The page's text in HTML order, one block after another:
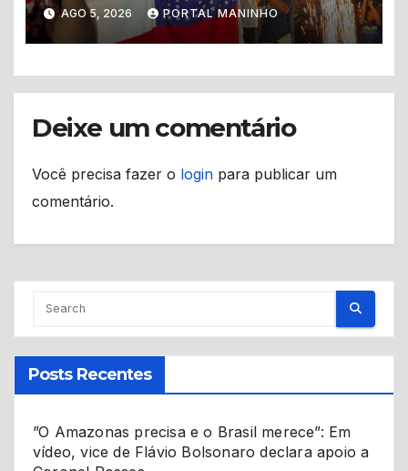
AGO 5, 2026 PORTAL MANINHO
Deixe um comentário
Você precisa fazer o login para publicar um
comentário.
Posts Recentes
”O Amazonas precisa e o Brasil merece”: Em
vídeo, vice de Flávio Bolsonaro declara apoio a